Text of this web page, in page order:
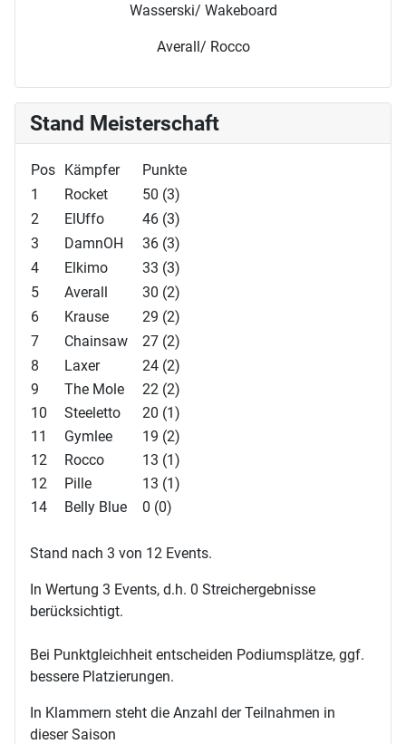
Wasserski/ Wakeboard
Averall/ Rocco
Stand Meisterschaft
Pos Kämpfer
Punkte
1
Rocket
50 (3)
2
ElUffo
46 (3)
3
DamnOH
36 (3)
4
Elkimo
33 (3)
5
Averall
30 (2)
6
Krause
29 (2)
7
Chainsaw
27 (2)
8
Laxer
24 (2)
9
The Mole
22 (2)
10
Steeletto
20 (1)
11
Gymlee
19 (2)
12
Rocco
13 (1)
12
Pille
13 (1)
14
Belly Blue 0 (0)
Stand nach 3 von 12 Events.
In Wertung 3 Events, d.h. 0 Streichergebnisse
berücksichtigt.
Bei Punktgleichheit entscheiden Podiumsplätze, ggf.
bessere Platzierungen.
In Klammern steht die Anzahl der Teilnahmen in
dieser Saison